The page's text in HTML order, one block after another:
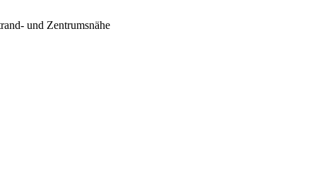
und Zentrumsnähe